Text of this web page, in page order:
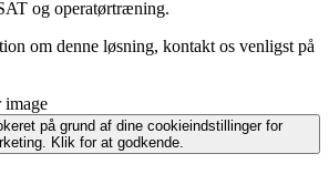
og operatørtræning.
om denne løsning, kontakt os venligst på
på grund af dine cookieindstillinger for
Klik for at godkende.